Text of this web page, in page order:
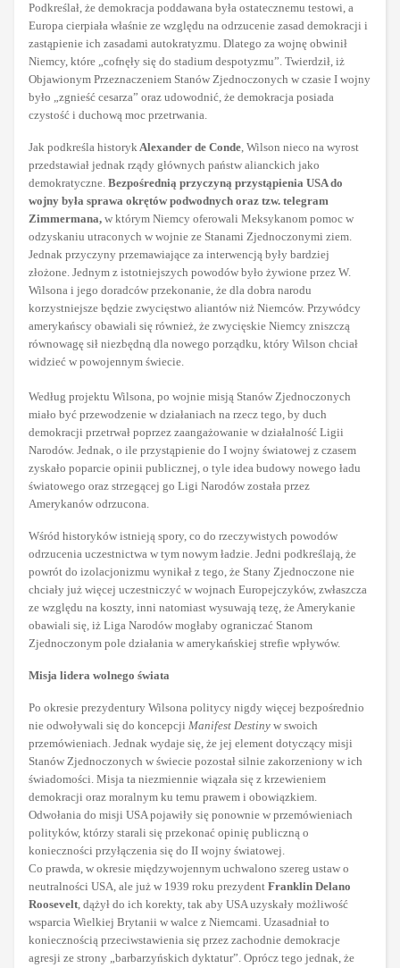
Podkreślał, że demokracja poddawana była ostatecznemu testowi, a
Europa cierpiała właśnie ze względu na odrzucenie zasad demokracji i
zastąpienie ich zasadami autokratyzmu. Dlatego za wojnę obwinił
Niemcy, które „cofnęły się do stadium despotyzmu”. Twierdził, iż
Objawionym Przeznaczeniem Stanów Zjednoczonych w czasie I wojny
było „zgnieść cesarza” oraz udowodnić, że demokracja posiada
czystość i duchową moc przetrwania.
Jak podkreśla historykAlexander de Conde, Wilson nieco na wyrost
przedstawiał jednak rządy głównych państw alianckich jako
demokratyczne. Bezpośrednią przyczyną przystąpienia USA do
wojny była sprawa okrętów podwodnych oraz tzw. telegram
Zimmermana, w którym Niemcy oferowali Meksykanom pomoc w
odzyskaniu utraconych w wojnie ze Stanami Zjednoczonymi ziem.
Jednak przyczyny przemawiające za interwencją były bardziej
złożone. Jednym z istotniejszych powodów było żywione przez W.
Wilsona i jego doradców przekonanie, że dla dobra narodu
korzystniejsze będzie zwycięstwo aliantów niż Niemców. Przywódcy
amerykańscy obawiali się również, że zwycięskie Niemcy zniszczą
równowagę sił niezbędną dla nowego porządku, który Wilson chciał
widzieć w powojennym świecie.
Według projektu Wilsona, po wojnie misją Stanów Zjednoczonych
miało być przewodzenie w działaniach na rzecz tego, by duch
demokracji przetrwał poprzez zaangażowanie w działalność Ligii
Narodów. Jednak, o ile przystąpienie do I wojny światowej z czasem
zyskało poparcie opinii publicznej, o tyle idea budowy nowego ładu
światowego oraz strzegącej go Ligi Narodów została przez
Amerykanów odrzucona.
Wśród historyków istnieją spory, co do rzeczywistych powodów
odrzucenia uczestnictwa w tym nowym ładzie. Jedni podkreślają, że
powrót do izolacjonizmu wynikał z tego, że Stany Zjednoczone nie
chciały już więcej uczestniczyć w wojnach Europejczyków, zwłaszcza
ze względu na koszty, inni natomiast wysuwają tezę, że Amerykanie
obawiali się, iż Liga Narodów mogłaby ograniczać Stanom
Zjednoczonym pole działania w amerykańskiej strefie wpływów.
Misja lidera wolnego świata
Po okresie prezydentury Wilsona politycy nigdy więcej bezpośrednio
nie odwoływali się do koncepcji Manifest Destiny w swoich
przemówieniach. Jednak wydaje się, że jej element dotyczący misji
Stanów Zjednoczonych w świecie pozostał silnie zakorzeniony w ich
świadomości. Misja ta niezmiennie wiązała się z krzewieniem
demokracji oraz moralnym ku temu prawem i obowiązkiem.
Odwołania do misji USA pojawiły się ponownie w przemówieniach
polityków, którzy starali się przekonać opinię publiczną o
konieczności przyłączenia się do II wojny światowej.
Co prawda, w okresie międzywojennym uchwalono szereg ustaw o
neutralności USA, ale już w 1939 roku prezydent Franklin Delano
Roosevelt, dążył do ich korekty, tak aby USA uzyskały możliwość
wsparcia Wielkiej Brytanii w walce z Niemcami. Uzasadniał to
koniecznością przeciwstawienia się przez zachodnie demokracje
agresji ze strony „barbarzyńskich dyktatur”. Oprócz tego jednak, że